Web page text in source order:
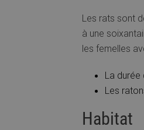
Les rats sont
à une
les femelles
La durée
Les
Habitat